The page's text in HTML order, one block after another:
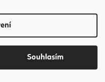
Souhlasím